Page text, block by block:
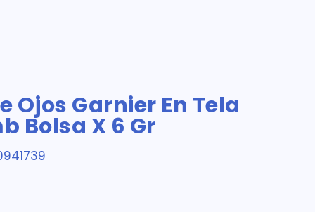
Ojos Garnier En Tela
Bolsa X 6 Gr